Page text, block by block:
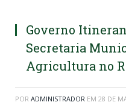
Governo
Secretaria
Agricultura no
POR ADMINISTRADOR EM 28 DE